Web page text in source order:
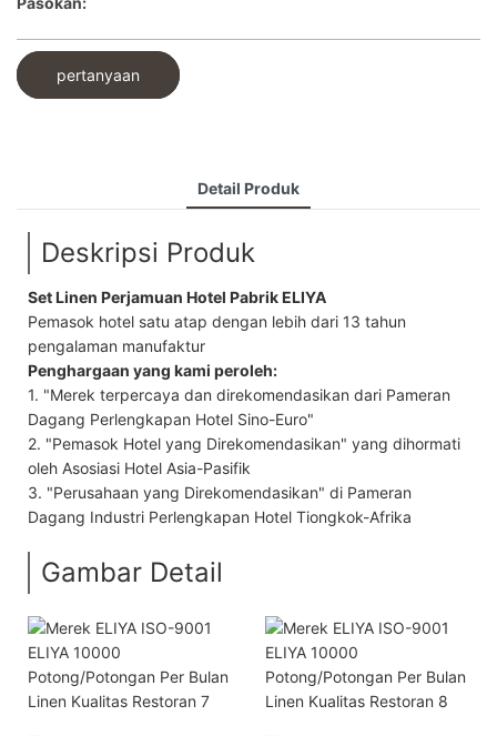
pertanyaan
Detail Produk
Deskripsi Produk
Set Linen Perjamuan Hotel Pabrik ELIYA
Pemasok hotel satu atap dengan lebih dari 13 tahun
pengalaman manufaktur
Penghargaan yang kami peroleh:
1. "Merek terpercaya dan direkomendasikan dari Pameran
Dagang Perlengkapan Hotel Sino-Euro"
2. "Pemasok Hotel yang Direkomendasikan" yang dihormati
oleh Asosiasi Hotel Asia-Pasifik
3. "Perusahaan yang Direkomendasikan" di Pameran
Dagang Industri Perlengkapan Hotel Tiongkok-Afrika
Gambar Detail